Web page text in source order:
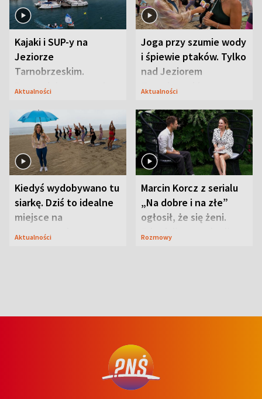
Kajaki i SUP-y na
Jeziorze
Tarnobrzeskim.
Przyrodnicy zwracają
Aktualności
Joga przy szumie wody
i śpiewie ptaków. Tylko
nad Jeziorem
Tarnobrzeskim
Aktualności
Kiedyś wydobywano tu
siarkę. Dziś to idealne
miejsce na
wypoczynek
Aktualności
Marcin Korcz z serialu
„Na dobre i na złe”
ogłosił, że się żeni.
Zdradził, co zmienił
Rozmowy